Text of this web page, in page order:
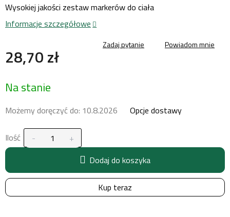
28,70 zł
jednostkowa:
Na stanie
Możemy doręczyć do: 10.8.2026 Opcje dostawy
Ilość
Dodaj do koszyka
Kup teraz
Wysokiej jakości zestaw markerów do ciała
Informacje szczegółowe
Zadaj pytanie Powiadom mnie